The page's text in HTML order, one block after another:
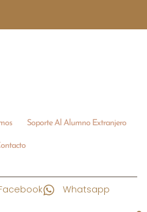
Soporte Al Alumno Extranjero
Whatsapp